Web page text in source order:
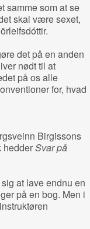
samme som at se
skal være sexet,
det på en anden
nødt til at
på os alle
for, hvad
Birgissons
hedderSvar på
at lave endnu en
på en bog. Men i